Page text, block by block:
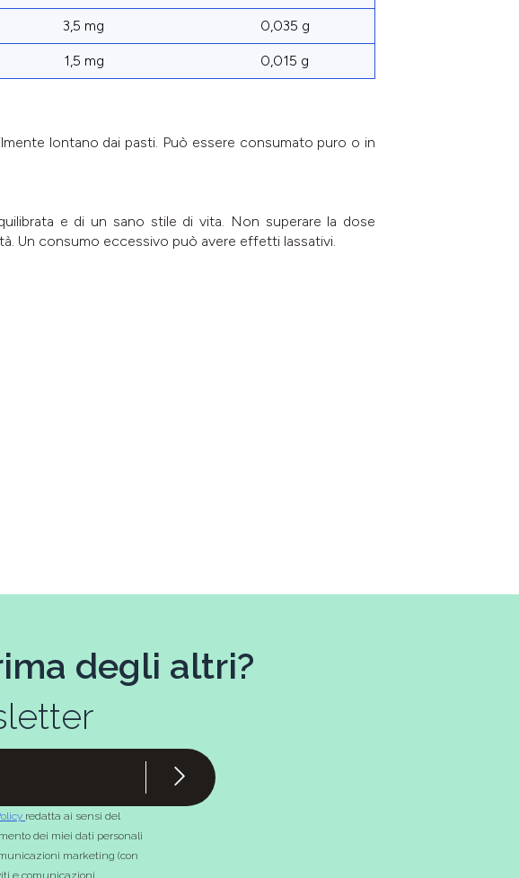
3,5 mg 0,035 g
1,5 mg 0,015 g
lontano dai pasti. Può essere consumato puro o in
e di un sano stile di vita. Non superare la dose
Un consumo eccessivo può avere effetti lassativi.
degli altri?
redatta ai sensi del
dei miei dati personali
marketing (con
e comunicazioni